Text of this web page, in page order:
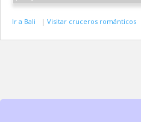
Ir a Bali | Visitar cruceros románticos